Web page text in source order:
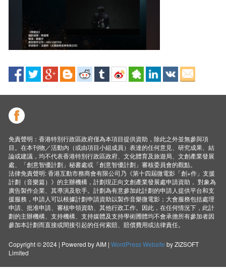
免責聲明：香港特別行政區政府僅為本項目提供資助，除此之外並無參與項
目。在本刊物／活動內（或由項目小組成員）表達的任何意見、研究成果、結
論或建議，均不代表香港特別行政區政府、文化體育及旅遊局、文創產業發展
處、「創意智優計劃」秘書處或「創意智優計劃」審核委員會的觀點。
法律免責聲明: 香港互動市務商會有限公司乃《第十四屆微電影「創+作」支援
計劃（音樂篇）》的主辦機構，計劃現正向文創產業發展處申請資助， 對象為
廣告製作企業、其導演及歌手。計劃為有意參加此計劃的申請人提供平台和支
援服務，申請人可以根據計劃申請資助以製作音樂微電影；大會服務包括處理
申請、批准申請、審核申領資助、其他行政工作。因此，在任何情況下，此計
劃的主辦機構、支持機構、支持媒體及支持學術圑體均不會承擔所有參加者因
參加本計劃而直接或間接引起的任何索賠、賠償費用或法律責任。
Copyright © 2024 | Powered by AIM |WordPress Website by ZIZSOFT
Limited